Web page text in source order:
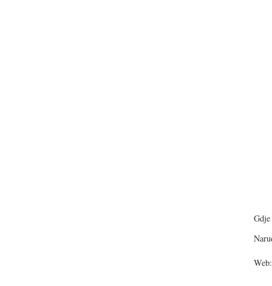
Web: